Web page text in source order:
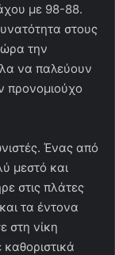
με 98-88.
στους
την
να παλεύουν
προνομιούχο
Ένας από
μεστό και
στις πλάτες
τα έντονα
στη νίκη